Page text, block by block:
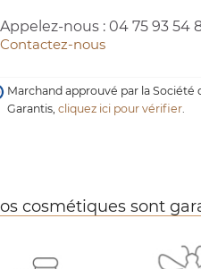
Appelez-nous : 04 75 93 54
Contactez-nous
Marchand approuvé par la Société
Garantis,cliquez ici pour vérifier.
cosmétiques sont